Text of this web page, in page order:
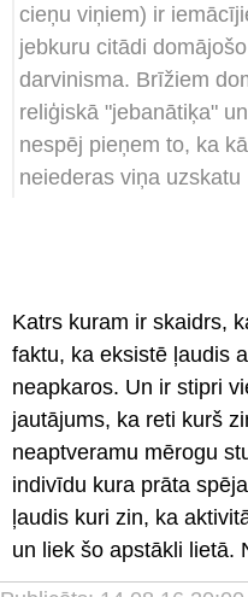
cieņu viņiem) ir
jebkuru citādi
darvinisma. Brīžiem
reliģiskā "jebanātiķa"
nespēj pieņem to, ka
neiederas viņa
Katrs kuram ir skaidrs,
faktu, ka eksistē ļaudis
neapkaros. Un ir stipri
jautājums, ka reti kurš
neaptveramu mērogu
indivīdu kura prāta
ļaudis kuri zin, ka
un liek šo apstākli lietā.